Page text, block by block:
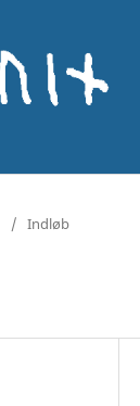
/ Indløb